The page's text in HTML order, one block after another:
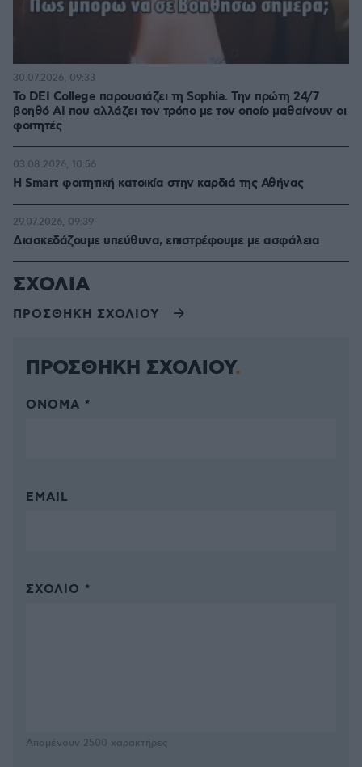
Το DEI College παρουσιάζει τη Sophia. Την πρώτη 24/7
βοηθό AI που αλλάζει τον τρόπο με τον οποίο μαθαίνουν οι
φοιτητές
30.07.2026, 09:33
Η Smart φοιτητική κατοικία στην καρδιά της Αθήνας
03.08.2026, 10:56
Διασκεδάζουμε υπεύθυνα, επιστρέφουμε με ασφάλεια
29.07.2026, 09:39
ΣΧΟΛΙΑ
ΠΡΟΣΘΗΚΗ ΣΧΟΛΙΟΥ
ΠΡΟΣΘΗΚΗ ΣΧΟΛΙΟΥ
ΌΝΟΜΑ *
EMAIL
ΣΧΌΛΙΟ *
Απομένουν 2500 χαρακτήρες